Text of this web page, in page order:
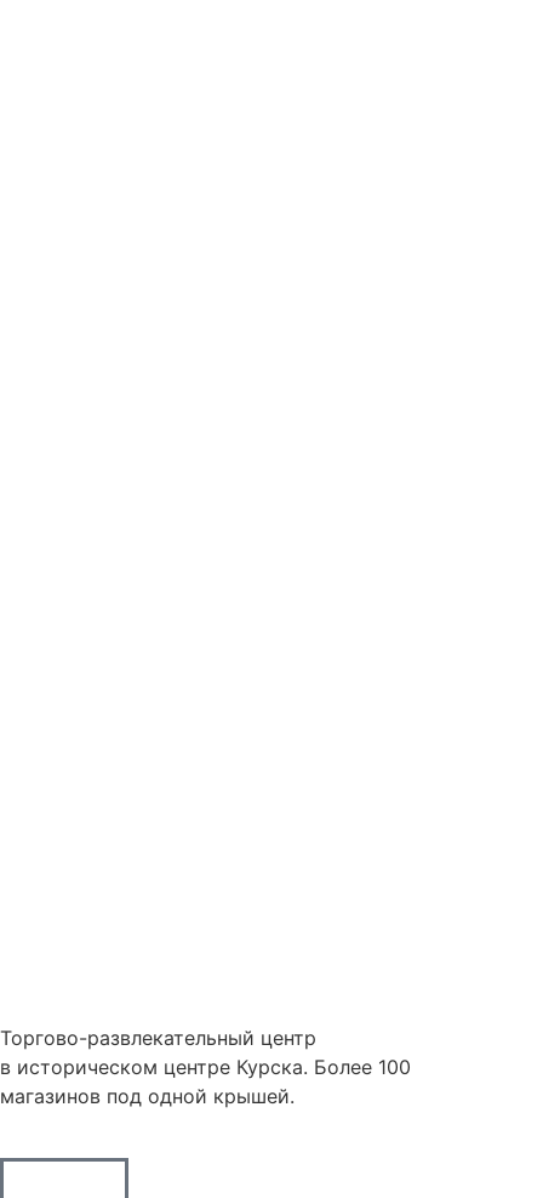
Торгово-развлекательный центр
в историческом центре Курска. Более 100
магазинов под одной крышей.